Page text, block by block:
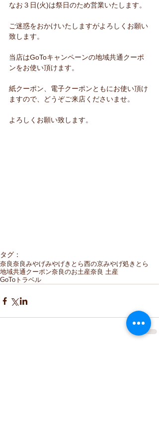
なお３日(火)は祭日のため営業いたします。
ご迷惑をおかけいたしますがよろしくお願い
致します。
当店はGoToキャンペーンの地域共通クーポ
ンをお使い頂けます。
紙クーポン、電子クーポンともにお使い頂け
ますので、どうぞご来店くださいませ。
よろしくお願い致します。
タグ：
奈良奈良みやげみやげきとら西の京みやげ処きとら
地域共通クーポン奈良のお土産奈良 土産
GoToトラベル